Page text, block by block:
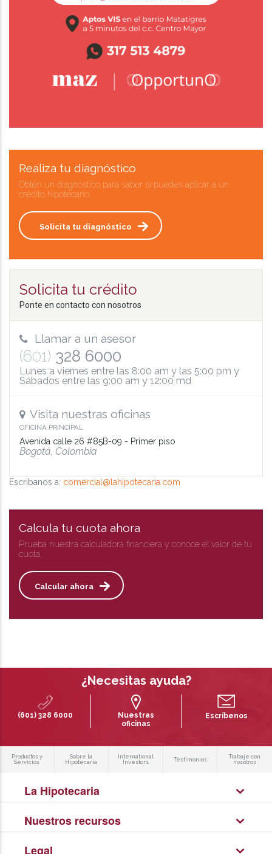
Realiza tu diagnóstico
Obtén un diagnóstico para saber si puedes aplicar a un
crédito hipotecario.
Solicita tu diagnóstico
Solicita tu crédito
Ponte en contacto con nosotros
Llamar a un asesor
(601) 328 6000
Lunes a viernes entre las 8:00 am y las 5:00 pm y
Sábados entre las 9:00 am y 12:00 md
Visita nuestras oficinas
OFICINA PRINCIPAL
Avenida calle 26 #85B-09 - Primer piso
Bogotá, Colombia
Escribanos a: comercial@lahipotecaria.com
Calcula tu cuota ahora
Prueba nuestra calculadora financiera y conoce el valor de tu
cuota.
Calcular ahora
¿Necesitas ayuda?
(601) 328 6000
Nuestras
oficinas
Escríbenos
Productos y
Servicios
Sobre la
Hipotecaria
International
Investors
Testimonios
Trabaje con
nosotros
La Hipotecaria
Nuestros recursos
Legal